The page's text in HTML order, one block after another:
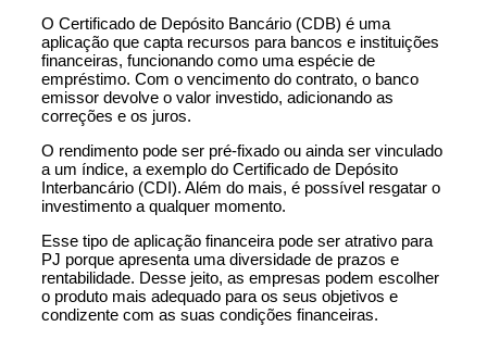
O Certificado de Depósito Bancário (CDB) é uma
aplicação que capta recursos para bancos e instituições
financeiras, funcionando como uma espécie de
empréstimo. Com o vencimento do contrato, o banco
emissor devolve o valor investido, adicionando as
correções e os juros.
O rendimento pode ser pré-fixado ou ainda ser vinculado
a um índice, a exemplo do Certificado de Depósito
Interbancário (CDI). Além do mais, é possível resgatar o
investimento a qualquer momento.
Esse tipo de aplicação financeira pode ser atrativo para
PJ porque apresenta uma diversidade de prazos e
rentabilidade. Desse jeito, as empresas podem escolher
o produto mais adequado para os seus objetivos e
condizente com as suas condições financeiras.